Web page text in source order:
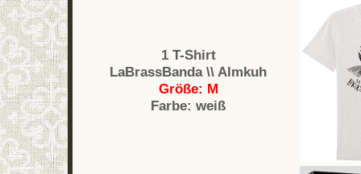
1 T-Shirt
LaBrassBanda \\ Almkuh
Größe: M
Farbe: weiß